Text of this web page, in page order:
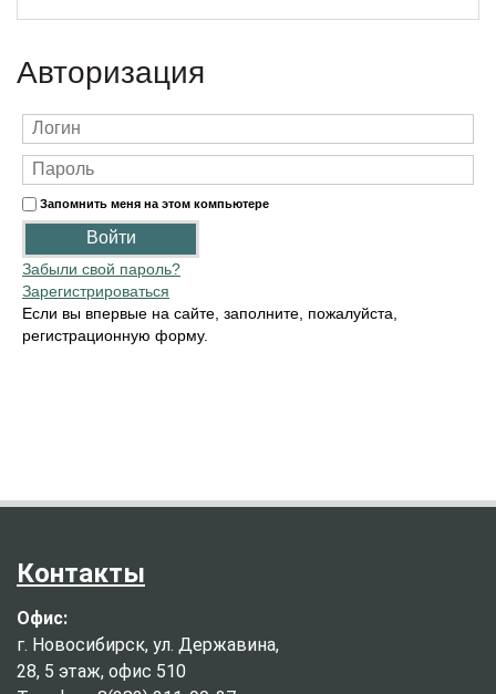
Авторизация
Запомнить меня на этом компьютере
Забыли свой пароль?
Зарегистрироваться
Если вы впервые на сайте, заполните, пожалуйста,
регистрационную форму.
Контакты
Офис:
г. Новосибирск, ул. Державина,
28, 5 этаж, офис 510